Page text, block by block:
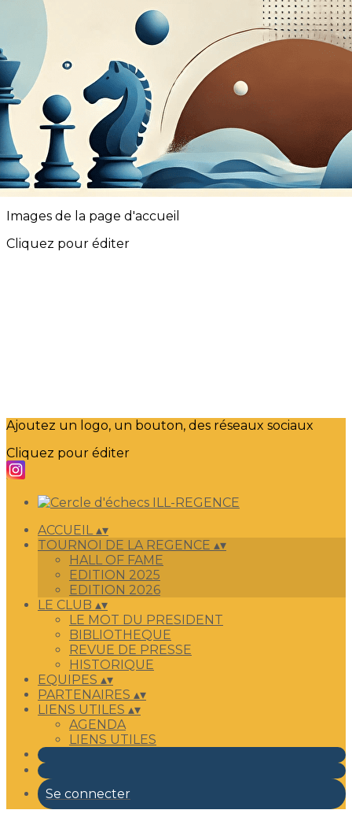
Exporter les lignes sélectionnées
Exporter toutes les colonnes
Exporter uniquement les colonnes affichées
Menu
<
>
HALL OF FAME
EDITION 2025
EDITION 2026
?>
Images de la page d'accueil
Cliquez pour éditer
Ajoutez un logo, un bouton, des réseaux sociaux
Cliquez pour éditer
ACCUEIL▴▾
TOURNOI DE LA REGENCE ▴▾
HALL OF FAME
EDITION 2025
EDITION 2026
LE CLUB ▴▾
LE MOT DU PRESIDENT
BIBLIOTHEQUE
REVUE DE PRESSE
HISTORIQUE
EQUIPES ▴▾
PARTENAIRES ▴▾
LIENS UTILES ▴▾
AGENDA
LIENS UTILES
Se connecter